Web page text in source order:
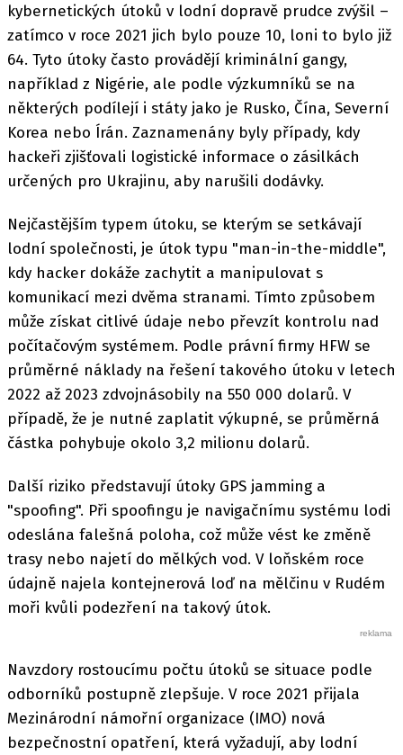
kybernetických útoků v lodní dopravě prudce zvýšil –
zatímco v roce 2021 jich bylo pouze 10, loni to bylo již
64. Tyto útoky často provádějí kriminální gangy,
například z Nigérie, ale podle výzkumníků se na
některých podílejí i státy jako je Rusko, Čína, Severní
Korea nebo Írán. Zaznamenány byly případy, kdy
hackeři zjišťovali logistické informace o zásilkách
určených pro Ukrajinu, aby narušili dodávky.
Nejčastějším typem útoku, se kterým se setkávají
lodní společnosti, je útok typu "man-in-the-middle",
kdy hacker dokáže zachytit a manipulovat s
komunikací mezi dvěma stranami. Tímto způsobem
může získat citlivé údaje nebo převzít kontrolu nad
počítačovým systémem. Podle právní firmy HFW se
průměrné náklady na řešení takového útoku v letech
2022 až 2023 zdvojnásobily na 550 000 dolarů. V
případě, že je nutné zaplatit výkupné, se průměrná
částka pohybuje okolo 3,2 milionu dolarů.
Další riziko představují útoky GPS jamming a
"spoofing". Při spoofingu je navigačnímu systému lodi
odeslána falešná poloha, což může vést ke změně
trasy nebo najetí do mělkých vod. V loňském roce
údajně najela kontejnerová loď na mělčinu v Rudém
moři kvůli podezření na takový útok.
Navzdory rostoucímu počtu útoků se situace podle
odborníků postupně zlepšuje. V roce 2021 přijala
Mezinárodní námořní organizace (IMO) nová
bezpečnostní opatření, která vyžadují, aby lodní